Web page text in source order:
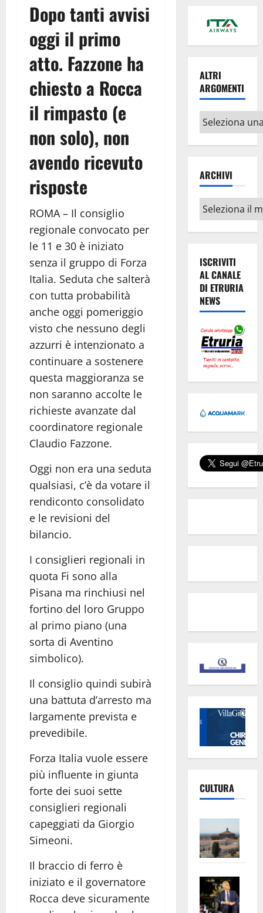
Dopo tanti avvisi
oggi il primo
atto. Fazzone ha
chiesto a Rocca
il rimpasto (e
non solo), non
avendo ricevuto
risposte
ROMA – Il consiglio
regionale convocato per
le 11 e 30 è iniziato
senza il gruppo di Forza
Italia. Seduta che salterà
con tutta probabilità
anche oggi pomeriggio
visto che nessuno degli
azzurri è intenzionato a
continuare a sostenere
questa maggioranza se
non saranno accolte le
richieste avanzate dal
coordinatore regionale
Claudio Fazzone.
Oggi non era una seduta
qualsiasi, c’è da votare il
rendiconto consolidato
e le revisioni del
bilancio.
I consiglieri regionali in
quota Fi sono alla
Pisana ma rinchiusi nel
fortino del loro Gruppo
al primo piano (una
sorta di Aventino
simbolico).
Il consiglio quindi subirà
una battuta d’arresto ma
largamente prevista e
prevedibile.
Forza Italia vuole essere
più influente in giunta
forte dei suoi sette
consiglieri regionali
capeggiati da Giorgio
Simeoni.
Il braccio di ferro è
iniziato e il governatore
Rocca deve sicuramente
ALTRI
ARGOMENTI
Altri
argomenti
ARCHIVI
Archivi
ISCRIVITI
AL CANALE
DI ETRURIA
NEWS
CULTURA